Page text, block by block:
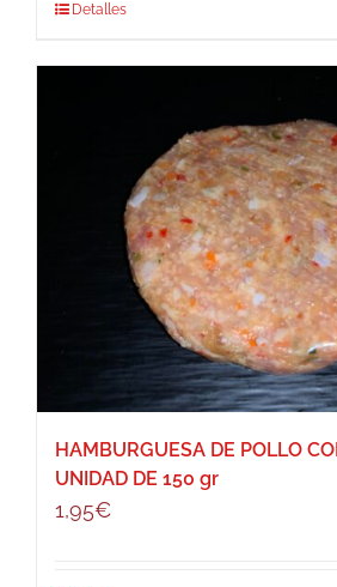
Detalles
HAMBURGUESA DE POLLO
UNIDAD DE 150 gr
1,95€